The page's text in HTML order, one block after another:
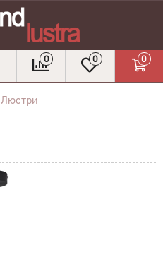
0 0 0
Люстри